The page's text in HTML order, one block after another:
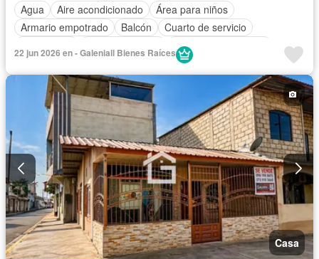
Agua
Aire acondicionado
Área para niños
Armario empotrado
Balcón
Cuarto de servicio
Garita de guardianía
Jardín
Seguridad
22 jun 2026 en - Galeniall Bienes Raíces
Casa